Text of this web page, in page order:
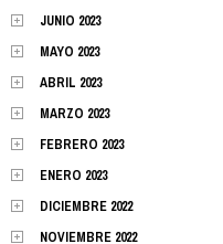
JUNIO 2023
MAYO 2023
ABRIL 2023
MARZO 2023
FEBRERO 2023
ENERO 2023
DICIEMBRE 2022
NOVIEMBRE 2022